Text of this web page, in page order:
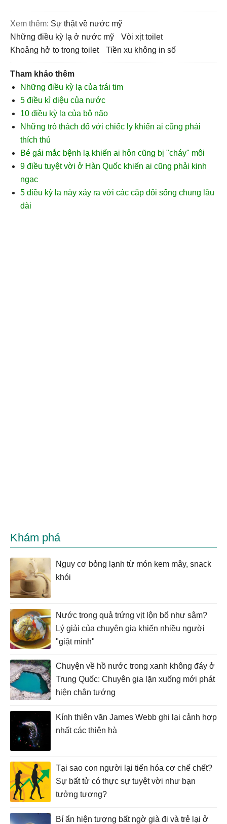
Xem thêm:
sự thật về nước mỹ
những điều kỳ lạ ở nước mỹ
vòi xịt toilet
Khoảng hở to trong toilet
tiền xu không in số
Tham khảo thêm
Những điều kỳ lạ của trái tim
5 điều kì diệu của nước
10 điều kỳ lạ của bộ não
Những trò thách đố với chiếc ly khiến ai cũng phải
thích thú
Bé gái mắc bệnh lạ khiến ai hôn cũng bị "cháy" môi
9 điều tuyệt vời ở Hàn Quốc khiến ai cũng phải kinh
ngạc
5 điều kỳ lạ này xảy ra với các cặp đôi sống chung lâu
dài
Khám phá
Nguy cơ bỏng lạnh từ món kem mây, snack
khói
Nước trong quả trứng vịt lộn bổ như sâm?
Lý giải của chuyên gia khiến nhiều người
"giật mình"
Chuyện về hồ nước trong xanh không đáy ở
Trung Quốc: Chuyên gia lặn xuống mới phát
hiện chân tướng
Kính thiên văn James Webb ghi lại cảnh hợp
nhất các thiên hà
Tại sao con người lại tiến hóa cơ chế chết?
Sự bất tử có thực sự tuyệt vời như bạn
tưởng tượng?
Bí ẩn hiện tượng bất ngờ già đi và trẻ lại ở